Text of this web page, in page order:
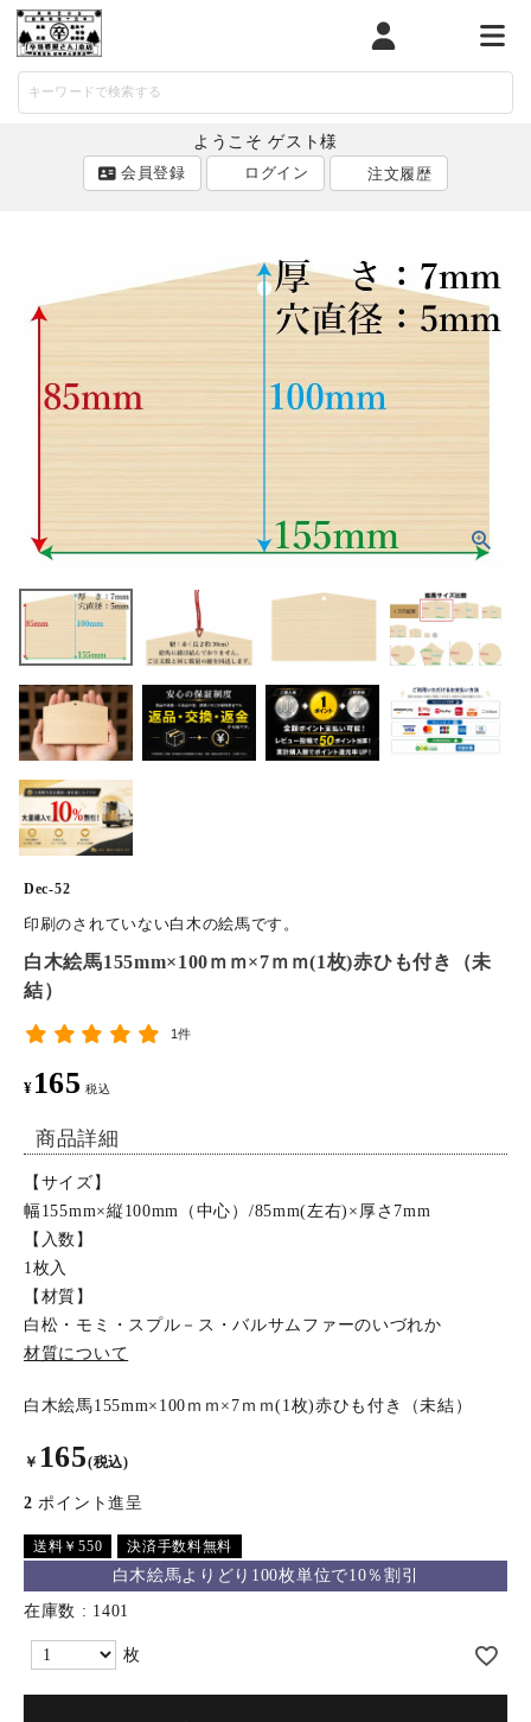
マイページカート メニ
ようこそ ゲスト様
会員登録
ログイン 注文履歴
ACCOUNT MENU
ログイン 会員登録
ホーム
商品から探す
会員メニュー
ご利用ガイド
お問い合わせ
よみもの
プライバシーポリシー
Dec-52
印刷のされていない白木の絵馬です。
白木絵馬155mm×100ｍｍ×7ｍｍ(1枚)赤ひも付き（未
結）
1件
¥ 165 税込
商品詳細
【サイズ】
幅155mm×縦100mm（中心）/85mm(左右)×厚さ7mm
【入数】
1枚入
【材質】
白松・モミ・スプル－ス・バルサムファーのいづれか
材質について
白木絵馬155mm×100ｍｍ×7ｍｍ(1枚)赤ひも付き（未結）
￥ 165(税込)
2 ポイント進呈
送料￥550 決済手数料無料
白木絵馬よりどり100枚単位で10％割引
在庫数
1401